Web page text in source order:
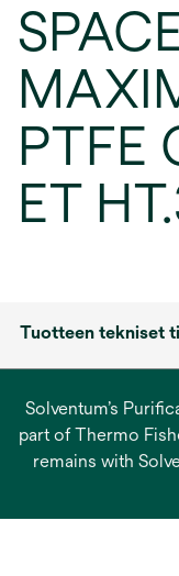
PTFE
ET
Tuotteen tekniset
Solventum’s
part of Thermo
remains with